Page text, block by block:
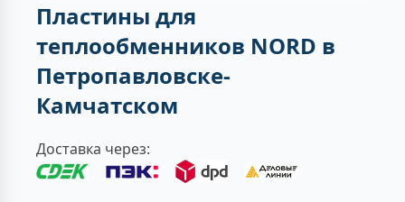
Пластины для
теплообменников NORD в
Петропавловске-
Камчатском
Доставка через: